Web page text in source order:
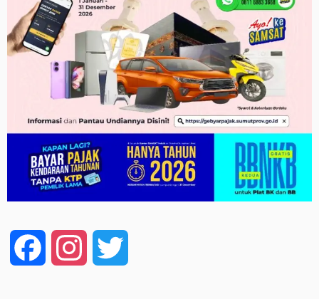
Facebook Instagram